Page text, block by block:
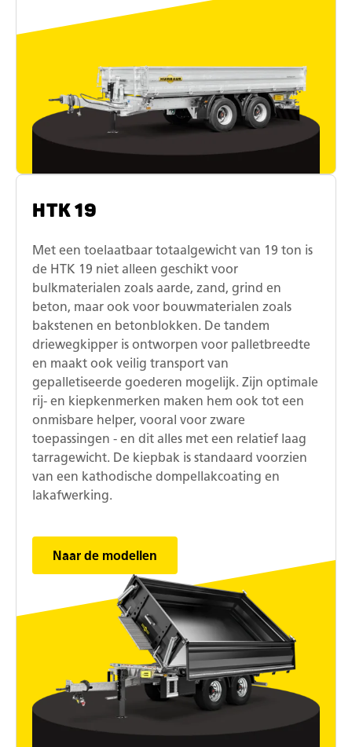
HTK 19
Met een toelaatbaar totaalgewicht van 19 ton is
de HTK 19 niet alleen geschikt voor
bulkmaterialen zoals aarde, zand, grind en
beton, maar ook voor bouwmaterialen zoals
bakstenen en betonblokken. De tandem
driewegkipper is ontworpen voor palletbreedte
en maakt ook veilig transport van
gepalletiseerde goederen mogelijk. Zijn optimale
rij- en kiepkenmerken maken hem ook tot een
onmisbare helper, vooral voor zware
toepassingen - en dit alles met een relatief laag
tarragewicht. De kiepbak is standaard voorzien
van een kathodische dompellakcoating en
lakafwerking.
Naar de modellen